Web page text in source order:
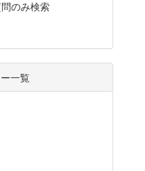
のみ検索
一覧